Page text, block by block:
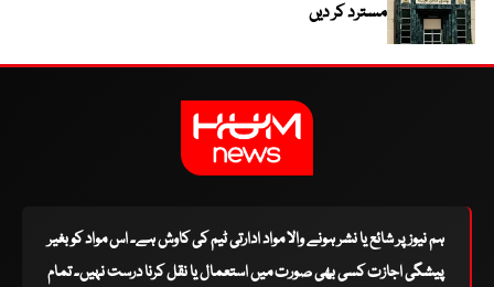
مسترد کر دیں
ہم نیوز پر شائع یا نشر ہونے والا مواد ادارتی ٹیم کی کاوش ہے۔ اس مواد کو بغیر
پیشگی اجازت کسی بھی صورت میں استعمال یا نقل کرنا درست نہیں۔ تمام